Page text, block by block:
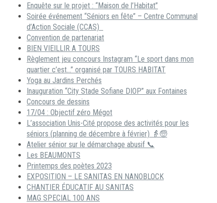
Enquête sur le projet : “Maison de l’Habitat”
Soirée événement “Séniors en fête” – Centre Communal
d’Action Sociale (CCAS)
Convention de partenariat
BIEN VIEILLIR A TOURS
Règlement jeu concours Instagram “Le sport dans mon
quartier c’est…” organisé par TOURS HABITAT
Yoga au Jardins Perchés
Inauguration “City Stade Sofiane DIOP” aux Fontaines
Concours de dessins
17/04 : Objectif zéro Mégot
L’association Unis-Cité propose des activités pour les
séniors (planning de décembre à février) 👵🧓
Atelier sénior sur le démarchage abusif 📞
Les BEAUMONTS
Printemps des poètes 2023
EXPOSITION – LE SANITAS EN NANOBLOCK
CHANTIER ÉDUCATIF AU SANITAS
MAG SPECIAL 100 ANS